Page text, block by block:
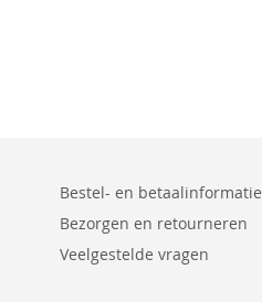
Bestel- en betaalinformatie
Bezorgen en retourneren
Veelgestelde vragen